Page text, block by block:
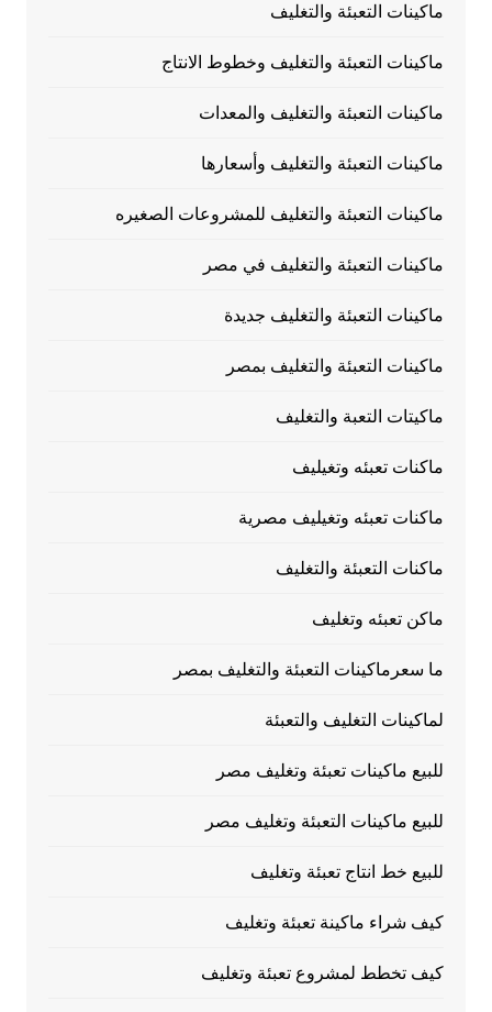
ماكينات التعبئة والتغليف
ماكينات التعبئة والتغليف وخطوط الانتاج
ماكينات التعبئة والتغليف والمعدات
ماكينات التعبئة والتغليف وأسعارها
ماكينات التعبئة والتغليف للمشروعات الصغيره
ماكينات التعبئة والتغليف في مصر
ماكينات التعبئة والتغليف جديدة
ماكينات التعبئة والتغليف بمصر
ماكيتات التعبة والتغليف
ماكنات تعبئه وتغيليف
ماكنات تعبئه وتغيليف مصرية
ماكنات التعبئة والتغليف
ماكن تعبئه وتغليف
ما سعرماكينات التعبئة والتغليف بمصر
لماكينات التغليف والتعبئة
للبيع ماكينات تعبئة وتغليف مصر
للبيع ماكينات التعبئة وتغليف مصر
للبيع خط انتاج تعبئة وتغليف
كيف شراء ماكينة تعبئة وتغليف
كيف تخطط لمشروع تعبئة وتغليف